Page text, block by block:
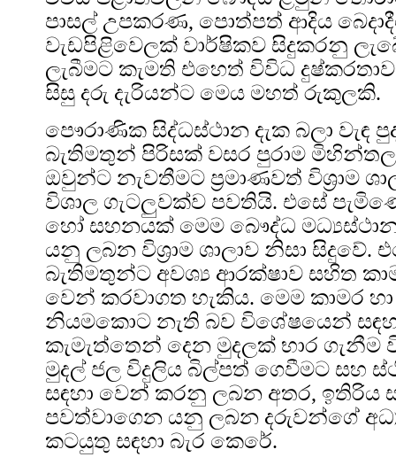
පාසල් උපකරණ, පොත්පත් ආදිය
වැඩපිළිවෙලක් වාර්ෂිකව සිදුකරනු
ලැබීමට කැමති එහෙත් විවිධ
සිසු දරු දැරියන්ට මෙය මහත් රුකුලකි.
පෞරාණික සිද්ධස්ථාන දැක බලා වැඳ
බැතිමතුන් පිරිසක් වසර පුරාම
ඔවුන්ට නැවතීමට ප්‍රමාණවත් විශ්‍රාම
විශාල ගැටලුවක්ව පවතියි. එසේ
හෝ සහනයක් මෙම බෞද්ධ
යනු ලබන විශ්‍රාම ශාලාව නිසා සිදුවේ.
බැතිමතුන්ට අවශ්‍ය ආරක්ෂාව සහිත
වෙන් කරවාගත හැකිය. මෙම කාමර හා
නියමකොට නැති බව විශේෂයෙන්
කැමැත්තෙන් දෙන මුදලක් භාර ගැනීම
මුදල් ජල විදුලිය බිල්පත් ගෙවීමට සහ
සඳහා වෙන් කරනු ලබන අතර, ඉතිරිය
පවත්වාගෙන යනු ලබන දරුවන්ගේ
කටයුතු සඳහා බැර කෙරේ.